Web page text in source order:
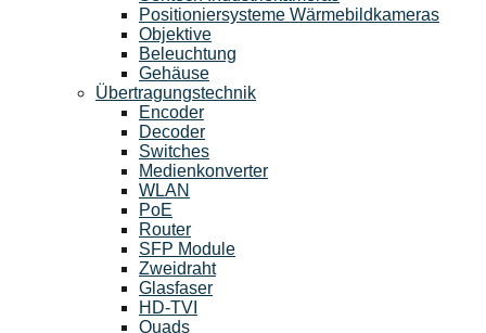
Positioniersysteme Wärmebildkameras
Objektive
Beleuchtung
Gehäuse
Übertragungstechnik
Encoder
Decoder
Switches
Medienkonverter
WLAN
PoE
Router
SFP Module
Zweidraht
Glasfaser
HD-TVI
Quads